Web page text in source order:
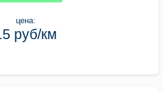
цена:
руб/км